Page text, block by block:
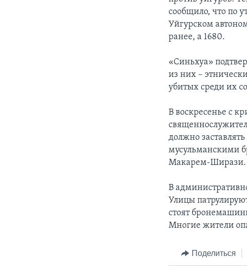
сообщило, что по
Уйгурском
ранее, а 1680.
«Синьхуа»
из них –
убитых среди их
В воскресенье с
должно
мусульманскими
Макарем-Ширази.
В
Улицы
стоят
Многие жители
Поделиться